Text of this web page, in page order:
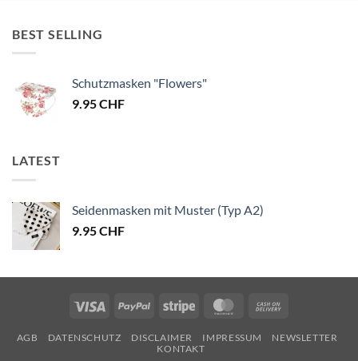
BEST SELLING
Schutzmasken "Flowers"
9.95CHF
LATEST
Seidenmasken mit Muster (Typ A2)
9.95CHF
Visa PayPal Stripe MasterCard
Delivery
AGB DATENSCHUTZ DISCLAIMER IMPRESSUM
NEWSLETTER
KONTAKT